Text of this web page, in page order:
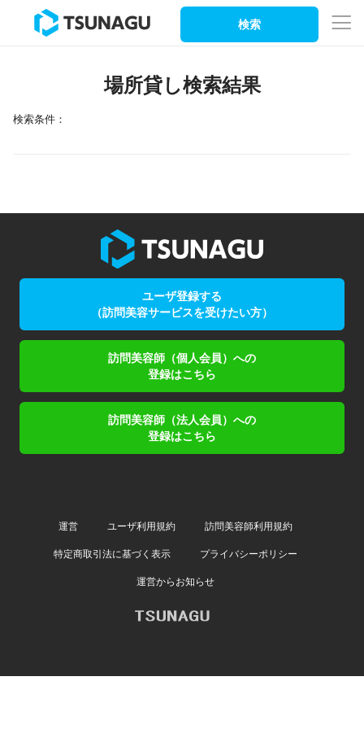
検索
場所貸し検索結果
検索条件：
ユーザ登録する
（訪問美容サービスを受けたい方）
訪問美容師（個人会員）への
登録はこちら
訪問美容師（法人会員）への
登録はこちら
運営 ユーザ利用規約 訪問美容師利用規約
特定商取引法に基づく表示 プライバシーポリシー
運営からお知らせ